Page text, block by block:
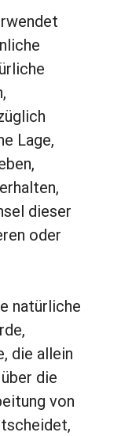
Lage,
dieser
oder
natürliche
die allein
die
von